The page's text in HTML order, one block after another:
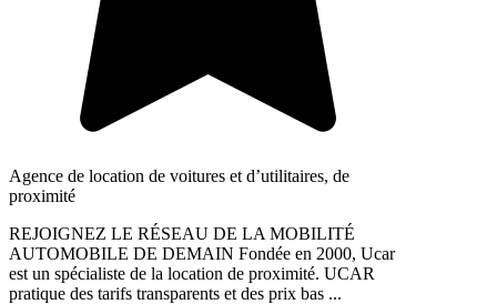
Agence de location de voitures et d’utilitaires, de
proximité
REJOIGNEZ LE RÉSEAU DE LA MOBILITÉ
AUTOMOBILE DE DEMAIN Fondée en 2000, Ucar
est un spécialiste de la location de proximité. UCAR
pratique des tarifs transparents et des prix bas ...